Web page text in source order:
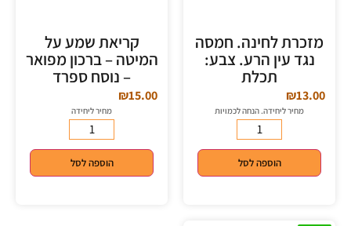
מזכרת לחינה. חמסה
נגד עין הרע. צבע:
תכלת
₪13.00
מחיר ליחידה. הנחה לכמויות
הוספה לסל
קריאת שמע על
המיטה – ברכון מפואר
– נוסח ספרד
₪15.00
מחיר ליחידה
הוספה לסל